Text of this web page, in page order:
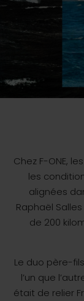
Chez F-ONE,
les
alignées
Raphaël
de 200
Le duo père-
l’un que
était de relier